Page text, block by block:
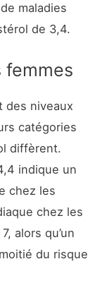
maladies
de 3,4.
femmes
des niveaux
catégories
diffèrent.
indique un
chez les
chez les
alors qu’un
du risque